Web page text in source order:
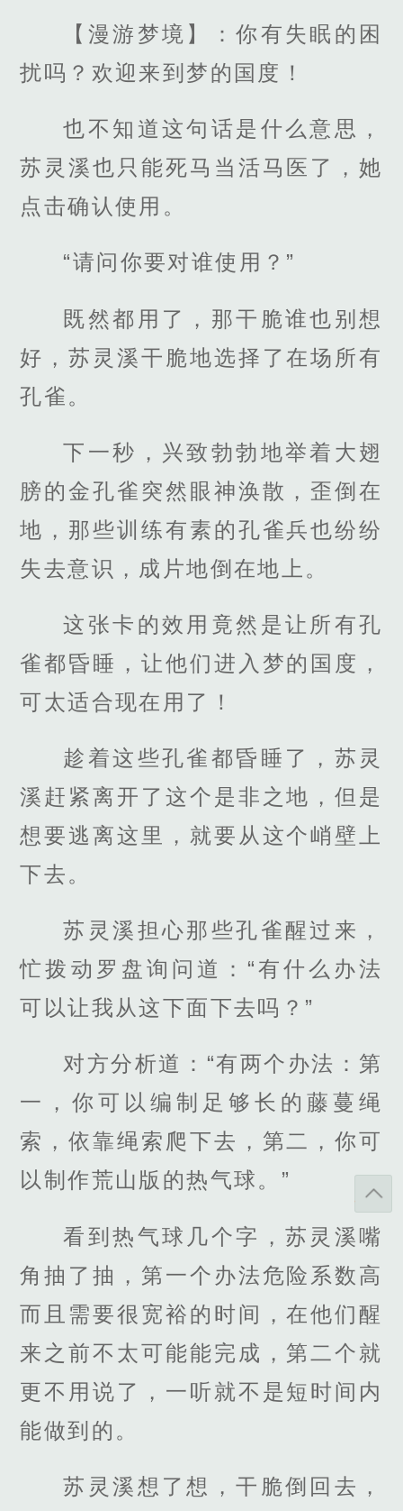
【漫游梦境】：你有失眠的困
扰吗？欢迎来到梦的国度！
也不知道这句话是什么意思，
苏灵溪也只能死马当活马医了，她
点击确认使用。
“请问你要对谁使用？”
既然都用了，那干脆谁也别想
好，苏灵溪干脆地选择了在场所有
孔雀。
下一秒，兴致勃勃地举着大翅
膀的金孔雀突然眼神涣散，歪倒在
地，那些训练有素的孔雀兵也纷纷
失去意识，成片地倒在地上。
这张卡的效用竟然是让所有孔
雀都昏睡，让他们进入梦的国度，
可太适合现在用了！
趁着这些孔雀都昏睡了，苏灵
溪赶紧离开了这个是非之地，但是
想要逃离这里，就要从这个峭壁上
下去。
苏灵溪担心那些孔雀醒过来，
忙拨动罗盘询问道：“有什么办法
可以让我从这下面下去吗？”
对方分析道：“有两个办法：第
一，你可以编制足够长的藤蔓绳
索，依靠绳索爬下去，第二，你可
以制作荒山版的热气球。”
看到热气球几个字，苏灵溪嘴
角抽了抽，第一个办法危险系数高
而且需要很宽裕的时间，在他们醒
来之前不太可能能完成，第二个就
更不用说了，一听就不是短时间内
能做到的。
苏灵溪想了想，干脆倒回去，